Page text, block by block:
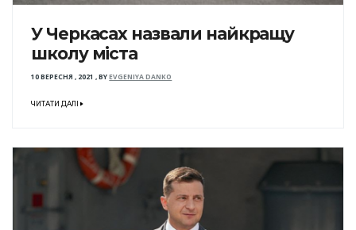
У Черкасах назвали найкращу
школу міста
10 ВЕРЕСНЯ , 2021 ,BYEVGENIYA DANKO
ЧИТАТИ ДАЛІ